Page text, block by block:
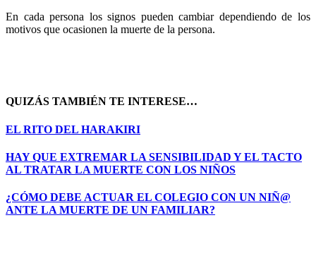
En cada persona los signos pueden cambiar dependiendo de los
motivos que ocasionen la muerte de la persona.
QUIZÁS TAMBIÉN TE INTERESE…
EL RITO DEL HARAKIRI
HAY QUE EXTREMAR LA SENSIBILIDAD Y EL TACTO
AL TRATAR LA MUERTE CON LOS NIÑOS
¿CÓMO DEBE ACTUAR EL COLEGIO CON UN NIÑ@
ANTE LA MUERTE DE UN FAMILIAR?